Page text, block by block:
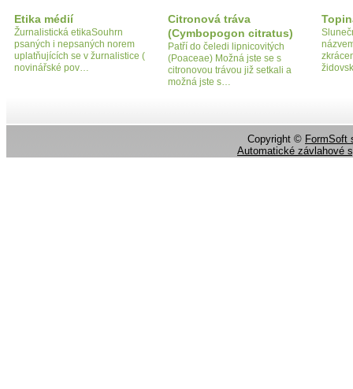
Etika médií
Žurnalistická etikaSouhrn
psaných i nepsaných norem
uplatňujících se v žurnalistice (
novinářské pov…
Citronová tráva
(Cymbopogon citratus)
Patří do čeledi lipnicovitých
(Poaceae) Možná jste se s
citronovou trávou již setkali a
možná jste s…
Copyright © FormSoft
Automatické závlahové